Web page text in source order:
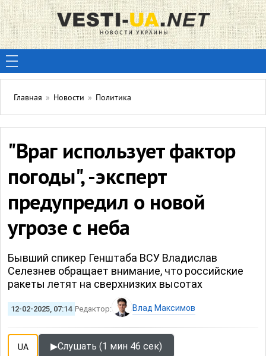
Главная » Новости » Политика
"Враг использует фактор
погоды", -эксперт
предупредил о новой
угрозе с неба
Бывший спикер Генштаба ВСУ Владислав
Селезнев обращает внимание, что российские
ракеты летят на сверхнизких высотах
12-02-2025, 07:14 Редактор: Влад Максимов
UA ▶Слушать (1 мин 46 сек)